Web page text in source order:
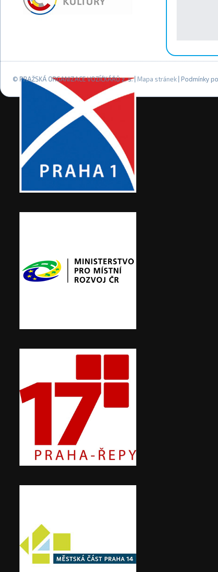
© PRAŽSKÁ ORGANIZACE VOZÍČKÁŘŮ z. s. | Mapa stránek | Podmínky